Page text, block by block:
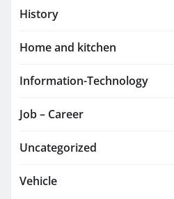
History
Home and kitchen
Information-Technology
Job – Career
Uncategorized
Vehicle